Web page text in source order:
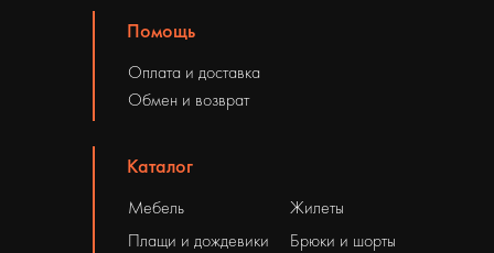
Помощь
Оплата и доставка
Обмен и возврат
Жилеты
Каталог
Плащи и дождевики
Мебель
Брюки и шорты